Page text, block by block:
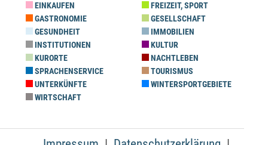
EINKAUFEN
FREIZEIT, SPORT
GASTRONOMIE
GESELLSCHAFT
GESUNDHEIT
IMMOBILIEN
INSTITUTIONEN
KULTUR
KURORTE
NACHTLEBEN
SPRACHENSERVICE
TOURISMUS
UNTERKÜNFTE
WINTERSPORTGEBIETE
WIRTSCHAFT